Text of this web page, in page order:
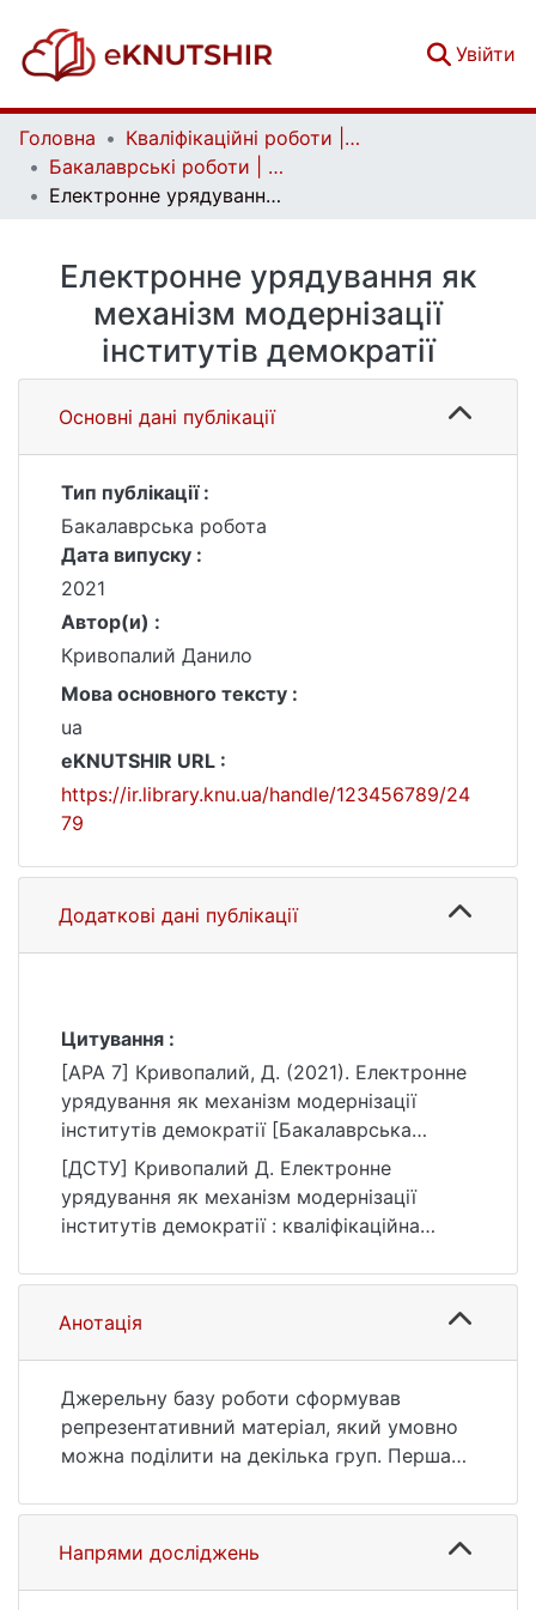
Увійти
Головна
Кваліфікаційні роботи | Qualifying works
Бакалаврські роботи | Bachelor theses
Електронне урядування як механізм модернізації інститутів демократії
Електронне урядування як
механізм модернізації
інститутів демократії
Основні дані публікації
Тип публікації :
Бакалаврська робота
Дата випуску :
2021
Автор(и) :
Кривопалий Данило
Мова основного тексту :
ua
eKNUTSHIR URL :
https://ir.library.knu.ua/handle/123456789/24
79
Додаткові дані публікації
Цитування :
[APA 7] Кривопалий, Д. (2021). Електронне
урядування як механізм модернізації
інститутів демократії [Бакалаврська
робота, Київський національний
університет імені Тараса Шевченка].
eKNUTSHIR.
https://ir.library.knu.ua/handle/123456789/24
79
[ДСТУ] Кривопалий Д. Електронне
урядування як механізм модернізації
інститутів демократії : кваліфікаційна
поведінкові науки. Київ, 2021. 70 с. URL:
https://ir.library.knu.ua/handle/123456789/24
79 (дата звернення: 25.07.2026).
Анотація
Джерельну базу роботи сформував
репрезентативний матеріал, який умовно
можна поділити на декілька груп. Перша
розвитку інформаційного суспільства. У
даному напрямку здійснювали наукові
пошуки такі дослідники як Д. Белл, Р.
Напрями досліджень